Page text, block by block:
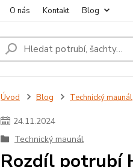
O nás Kontakt Blog
Úvod Blog Technický maunál
24.11.2024
Technický maunál
Rozdíl potrubí